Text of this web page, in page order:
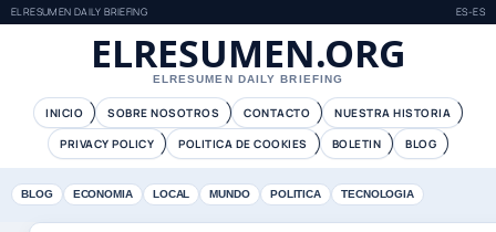
ELRESUMEN DAILY BRIEFING ES-ES
ELRESUMEN.ORG
ELRESUMEN DAILY BRIEFING
INICIO SOBRE NOSOTROS CONTACTO
NUESTRA HISTORIA
PRIVACY POLICY
POLITICA DE COOKIES BOLETIN BLOG
BLOG ECONOMIA LOCAL MUNDO POLITICA TECNOLOGIA